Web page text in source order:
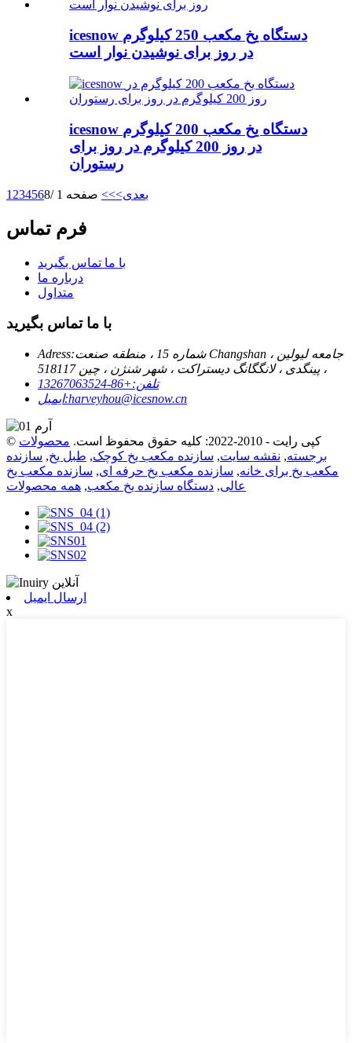
icesnow دستگاه یخ مکعب 250 کیلوگرم
در روز برای نوشیدن نوار است
icesnow دستگاه یخ مکعب 200 کیلوگرم
در روز 200 کیلوگرم در روز برای
رستوران
1 23456 بعدی>>> صفحه 1 /8
فرم تماس
با ما تماس بگیرید
درباره ما
متداول
با ما تماس بگیرید
Adress:شماره 15 ، منطقه صنعت Changshan ، جامعه لیولین
، پینگدی ، لانگگانگ دیستراکت ، شهر شنژن ، چین 518117
تلفن:+86-13267063524
ایمیل:harveyhou@icesnow.cn
© کپی رایت - 2010-2022: کلیه حقوق محفوظ است.
محصولات
برجسته, نقشه سایت, سازنده مکعب یخ کوچک, طبل یخ, سازنده
مکعب یخ برای خانه, سازنده مکعب یخ حرفه ای, سازنده مکعب یخ
عالی, دستگاه سازنده یخ مکعب, همه محصولات
ارسال ایمیل
x